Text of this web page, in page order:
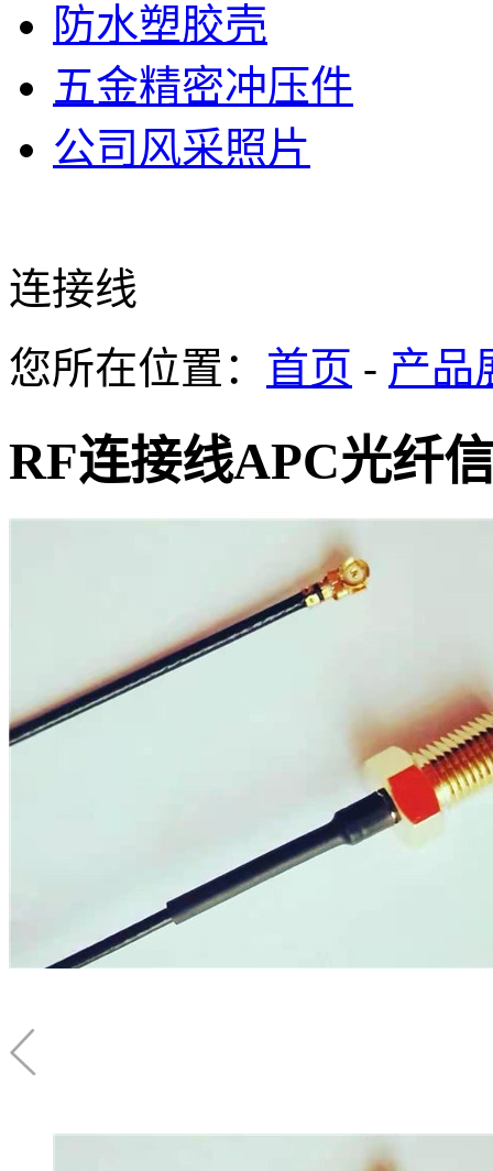
防水塑胶壳
五金精密冲压件
公司风采照片
连接线
您所在位置： 首页 - 产品
RF连接线APC光纤